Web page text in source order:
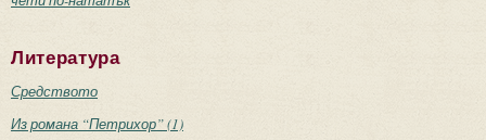
Литература
Средството
Из романа “Петрихор” (1)